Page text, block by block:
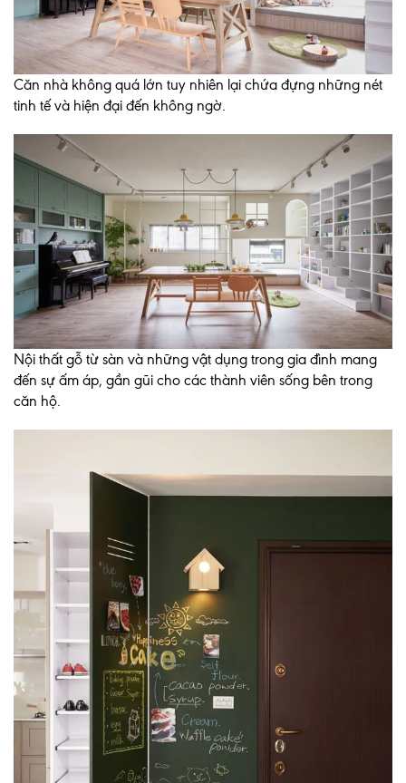
Căn nhà không quá lớn tuy nhiên lại chứa đựng những nét
tinh tế và hiện đại đến không ngờ.
Nội thất gỗ từ sàn và những vật dụng trong gia đình mang
đến sự ấm áp, gần gũi cho các thành viên sống bên trong
căn hộ.